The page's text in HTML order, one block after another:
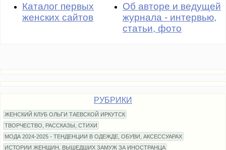
Каталог первых
женских сайтов
Об авторе и ведущей
журнала - интервью,
статьи, фото
РУБРИКИ
ЖЕНСКИЙ КЛУБ ОЛЬГИ ТАЕВСКОЙ ИРКУТСК
ТВОРЧЕСТВО, РАССКАЗЫ, СТИХИ
МОДА 2024-2025 - ТЕНДЕНЦИИ В ОДЕЖДЕ, ОБУВИ, АКСЕССУАРАХ
ИСТОРИИ ЖЕНЩИН, ВЫШЕДШИХ ЗАМУЖ ЗА ИНОСТРАНЦА